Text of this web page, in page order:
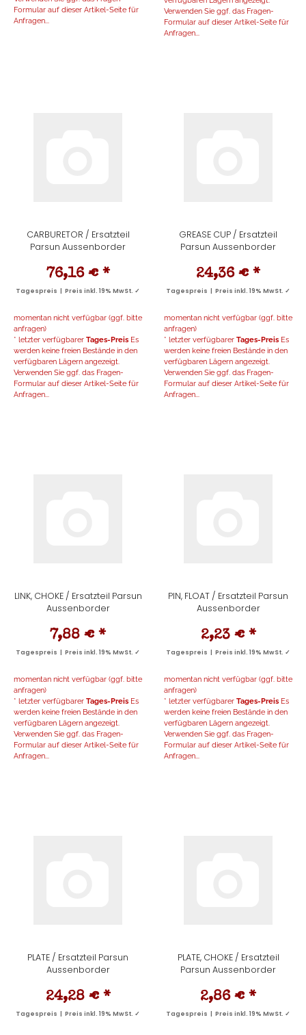
Formular auf dieser Artikel-Seite für
Anfragen...
Verwenden Sie ggf. das Fragen-
Formular auf dieser Artikel-Seite für
Anfragen...
CARBURETOR / Ersatzteil
Parsun Aussenborder
76,16 € *
Tagespreis | Preis inkl. 19% MwSt. ✓
momentan nicht verfügbar (ggf. bitte
anfragen)
* letzter verfügbarer Tages-Preis Es
werden keine freien Bestände in den
verfügbaren Lägern angezeigt.
Verwenden Sie ggf. das Fragen-
Formular auf dieser Artikel-Seite für
Anfragen...
GREASE CUP / Ersatzteil
Parsun Aussenborder
24,36 € *
Tagespreis | Preis inkl. 19% MwSt. ✓
momentan nicht verfügbar (ggf. bitte
anfragen)
* letzter verfügbarer Tages-Preis Es
werden keine freien Bestände in den
verfügbaren Lägern angezeigt.
Verwenden Sie ggf. das Fragen-
Formular auf dieser Artikel-Seite für
Anfragen...
LINK, CHOKE / Ersatzteil Parsun
Aussenborder
7,88 € *
Tagespreis | Preis inkl. 19% MwSt. ✓
momentan nicht verfügbar (ggf. bitte
anfragen)
* letzter verfügbarer Tages-Preis Es
werden keine freien Bestände in den
verfügbaren Lägern angezeigt.
Verwenden Sie ggf. das Fragen-
Formular auf dieser Artikel-Seite für
Anfragen...
PIN, FLOAT / Ersatzteil Parsun
Aussenborder
2,23 € *
Tagespreis | Preis inkl. 19% MwSt. ✓
momentan nicht verfügbar (ggf. bitte
anfragen)
* letzter verfügbarer Tages-Preis Es
werden keine freien Bestände in den
verfügbaren Lägern angezeigt.
Verwenden Sie ggf. das Fragen-
Formular auf dieser Artikel-Seite für
Anfragen...
PLATE / Ersatzteil Parsun
Aussenborder
24,28 € *
Tagespreis | Preis inkl. 19% MwSt. ✓
PLATE, CHOKE / Ersatzteil
Parsun Aussenborder
2,86 € *
Tagespreis | Preis inkl. 19% MwSt. ✓